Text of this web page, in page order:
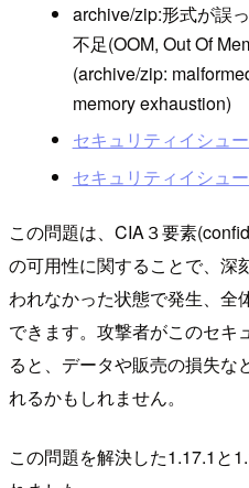
archive/zip:形式が誤
不足(OOM, Out Of
(archive/zip:
memory exhaustion)
セキュリティイシュ
セキュリティイシュ
この問題は、CIA３要素
の可用性に関することで、深
われなかった状態で発生、全
できます。攻撃者がこのセキ
ると、データや販売の損失な
れるかもしれません。
この問題を解決した1.17.1と